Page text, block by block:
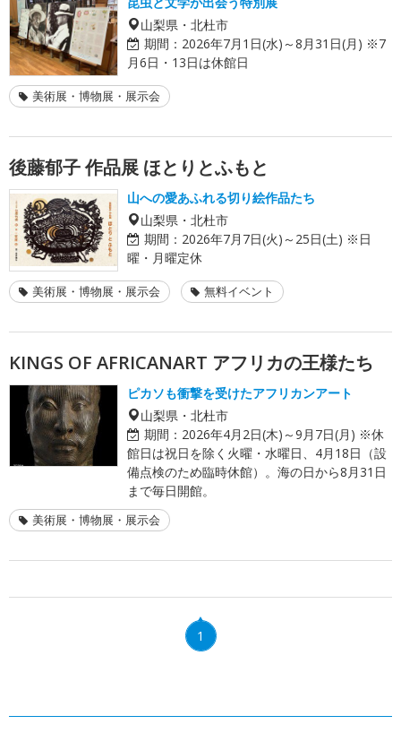
山梨県・北杜市
期間： 2026年7月1日(水)～8月31日(月) ※7
月6日・13日は休館日
美術展・博物展・展示会
後藤郁子 作品展 ほとりとふもと
山への愛あふれる切り絵作品たち
山梨県・北杜市
期間： 2026年7月7日(火)～25日(土) ※日
曜・月曜定休
美術展・博物展・展示会 無料イベント
KINGS OF AFRICANART アフリカの王様たち
ピカソも衝撃を受けたアフリカンアート
山梨県・北杜市
期間： 2026年4月2日(木)～9月7日(月) ※休
館日は祝日を除く火曜・水曜日、4月18日（設
備点検のため臨時休館）。海の日から8月31日
まで毎日開館。
美術展・博物展・展示会
1